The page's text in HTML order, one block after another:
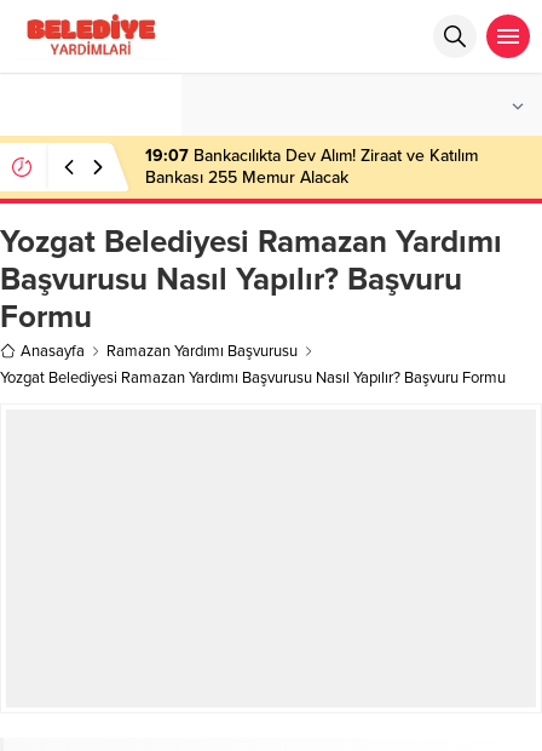
19:07 Bankacılıkta Dev Alım! Ziraat ve Katılım
Bankası 255 Memur Alacak
Yozgat Belediyesi Ramazan Yardımı
Başvurusu Nasıl Yapılır? Başvuru
Formu
Anasayfa
Ramazan Yardımı Başvurusu
Yozgat Belediyesi Ramazan Yardımı Başvurusu Nasıl Yapılır? Başvuru Formu